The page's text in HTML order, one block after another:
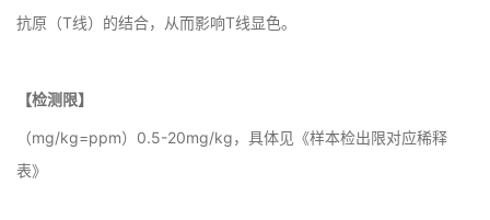
抗原（T线）的结合，从而影响T线显色。
【检测限】
（mg/kg=ppm）0.5-20mg/kg，具体见《样本检出限对应稀释
表》